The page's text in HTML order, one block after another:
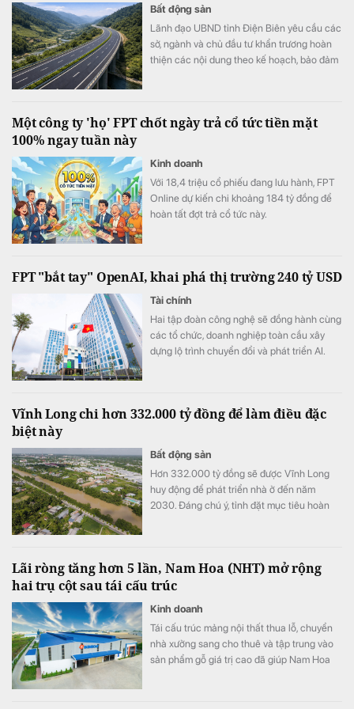
đánh cắp, góp phần mang đến trải nghiệm
giao dịch số an toàn và an tâm hơn.
Bất động sản
Lãnh đạo UBND tỉnh Điện Biên yêu cầu các
sở, ngành và chủ đầu tư khẩn trương hoàn
thiện các nội dung theo kế hoạch, bảo đảm
chuẩn bị Lễ động thổ Dự án thành phần 2.
Một công ty 'họ' FPT chốt ngày trả cổ tức tiền mặt
100% ngay tuần này
Kinh doanh
Với 18,4 triệu cổ phiếu đang lưu hành, FPT
Online dự kiến chi khoảng 184 tỷ đồng để
hoàn tất đợt trả cổ tức này.
FPT "bắt tay" OpenAI, khai phá thị trường 240 tỷ USD
Tài chính
Hai tập đoàn công nghệ sẽ đồng hành cùng
các tổ chức, doanh nghiệp toàn cầu xây
dựng lộ trình chuyển đổi và phát triển AI.
Vĩnh Long chi hơn 332.000 tỷ đồng để làm điều đặc
biệt này
Bất động sản
Hơn 332.000 tỷ đồng sẽ được Vĩnh Long
huy động để phát triển nhà ở đến năm
2030. Đáng chú ý, tỉnh đặt mục tiêu hoàn
Lãi ròng tăng hơn 5 lần, Nam Hoa (NHT) mở rộng
hai trụ cột sau tái cấu trúc
Kinh doanh
Tái cấu trúc mảng nội thất thua lỗ, chuyển
nhà xưởng sang cho thuê và tập trung vào
sản phẩm gỗ giá trị cao đã giúp Nam Hoa